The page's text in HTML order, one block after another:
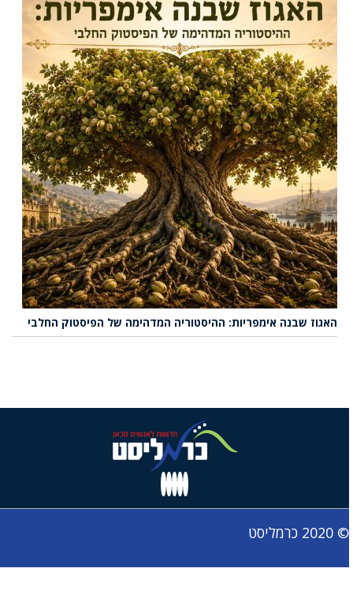
האגוז שבנה אימפריות: ההיסטוריה המדהימה של הפיסטוק החלבי
© 2020 כרמליסט